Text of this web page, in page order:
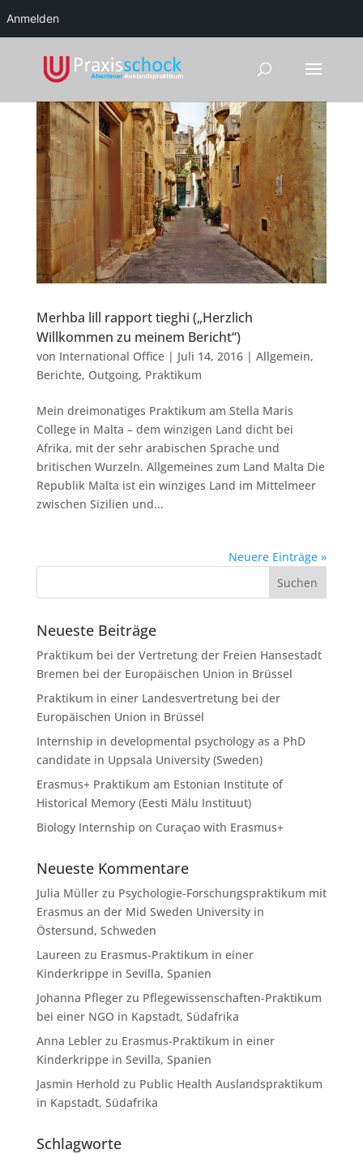
Anmelden
Merhba lill rapport tieghi („Herzlich
Willkommen zu meinem Bericht“)
von International Office| Juli 14, 2016| Allgemein,
Berichte, Outgoing, Praktikum
Mein dreimonatiges Praktikum am Stella Maris
College in Malta – dem winzigen Land dicht bei
Afrika, mit der sehr arabischen Sprache und
britischen Wurzeln. Allgemeines zum Land Malta Die
Republik Malta ist ein winziges Land im Mittelmeer
zwischen Sizilien und...
Neuere Einträge »
Neueste Beiträge
Praktikum bei der Vertretung der Freien Hansestadt
Bremen bei der Europäischen Union in Brüssel
Praktikum in einer Landesvertretung bei der
Europäischen Union in Brüssel
Internship in developmental psychology as a PhD
candidate in Uppsala University (Sweden)
Erasmus+ Praktikum am Estonian Institute of
Historical Memory (Eesti Mälu Instituut)
Biology Internship on Curaçao with Erasmus+
Neueste Kommentare
Julia Müllerzu Psychologie-Forschungspraktikum mit
Erasmus an der Mid Sweden University in
Östersund, Schweden
Laureen zu Erasmus-Praktikum in einer
Kinderkrippe in Sevilla, Spanien
Johanna Pflegerzu Pflegewissenschaften-Praktikum
bei einer NGO in Kapstadt, Südafrika
Anna Leblerzu Erasmus-Praktikum in einer
Kinderkrippe in Sevilla, Spanien
Jasmin Herhold zu Public Health Auslandspraktikum
in Kapstadt, Südafrika
Schlagworte